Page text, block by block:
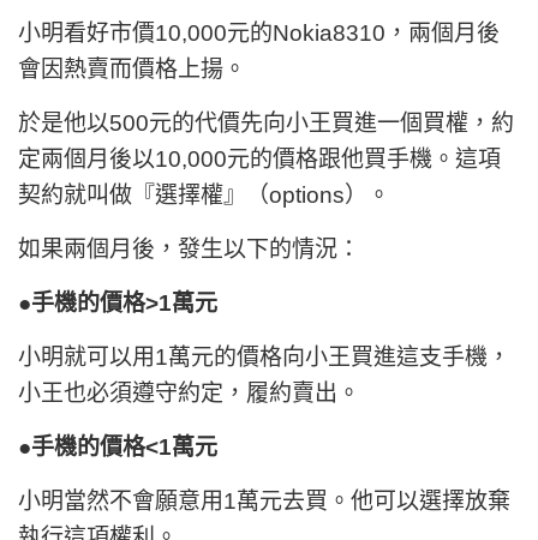
小明看好市價10,000元的Nokia8310，兩個月後
會因熱賣而價格上揚。
於是他以500元的代價先向小王買進一個 買權 ，約
定兩個月後以10,000元的價格跟他買手機。這項
契約就叫做『選擇權』（options）。
如果兩個月後，發生以下的情況：
●手機的價格>1萬元
小明就可以用1萬元的價格向小王買進這支手機，
小王也必須遵守約定，履約賣出。
●手機的價格<1萬元
小明當然不會願意用1萬元去買。他可以選擇放棄